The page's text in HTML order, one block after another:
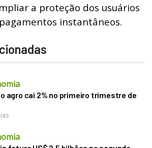
a proteção dos usuários
instantâneos.
agro cai 2% no primeiro trimestre de